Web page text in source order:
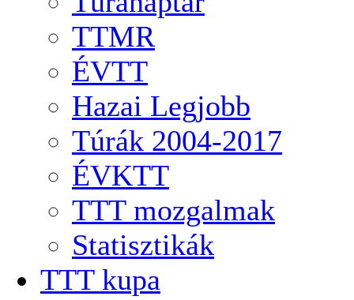
TTMR
ÉVTT
Hazai Legjobb
Túrák 2004-2017
ÉVKTT
TTT mozgalmak
Statisztikák
TTT kupa